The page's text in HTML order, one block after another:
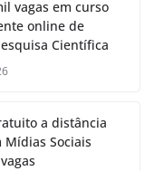
vagas em curso
online de
Científica
a distância
Mídias Sociais